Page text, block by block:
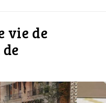
vie de